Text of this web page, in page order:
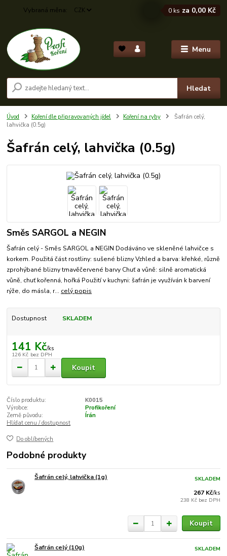
Menu
CZK
Hledat
0 ks za 0,00 Kč
Úvod Koření dle připravovaných jídel Koření na ryby
Šafrán celý,
lahvička (0.5g)
Šafrán celý, lahvička (0.5g)
Směs SARGOL a NEGIN
Šafrán celý - Směs SARGOL a NEGIN Dodáváno ve skleněné lahvičce s
korkem. Použitá část rostliny: sušené blizny Vzhled a barva: křehké, různě
zprohýbané blizny tmavěčervené barvy Chuť a vůně: silně aromatická
vůně, chuť kořenná, hořká Použití v kuchyni: šafrán je využíván k barvení
rýže, do másla, r... celý popis
Dostupnost SKLADEM
141 Kč/ks
126 Kč bez DPH
Koupit
Číslo produktu:
K0015
Výrobce:
Profikoření
Země původu:
Írán
Hlídat cenu / dostupnost
Do oblíbených
Podobné produkty
Šafrán celý, lahvička (1g)
267 Kč/ks
238 Kč bez DPH
SKLADEM
Koupit
Šafrán celý (10g)
SKLADEM